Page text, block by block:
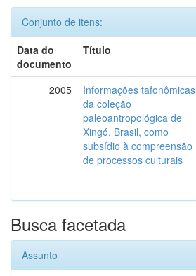
Conjunto de itens:
Data do
documento
Título
2005
Informações tafonômicas
da coleção
paleoantropológica de
Xingó, Brasil, como
subsídio à compreensão
de processos culturais
Busca facetada
Assunto